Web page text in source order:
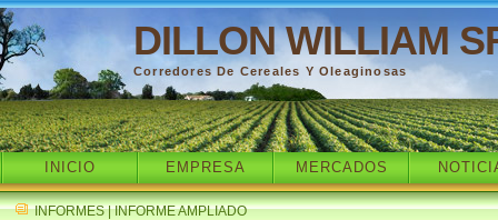
DILLON WILLIAM
Corredores De Cereales Y Oleaginosas
INICIO EMPRESA MERCADOS
INFORMES | INFORME AMPLIADO